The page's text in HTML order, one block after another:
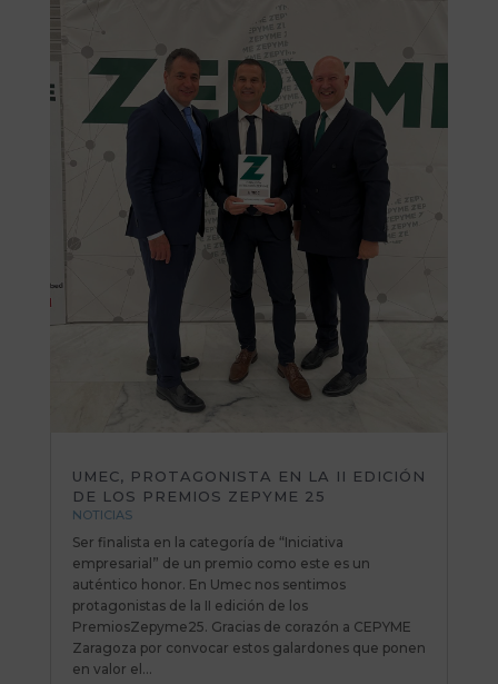
UMEC, PROTAGONISTA EN LA II EDICIÓN
DE LOS PREMIOS ZEPYME 25
NOTICIAS
Ser finalista en la categoría de “Iniciativa
empresarial” de un premio como este es un
auténtico honor. En Umec nos sentimos
protagonistas de la II edición de los
PremiosZepyme25. Gracias de corazón a CEPYME
Zaragoza por convocar estos galardones que ponen
en valor el...